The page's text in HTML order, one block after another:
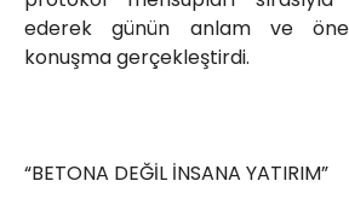
ederek günün anlam ve
konuşma gerçekleştirdi.
“BETONA DEĞİL İNSANA YATIRIM”